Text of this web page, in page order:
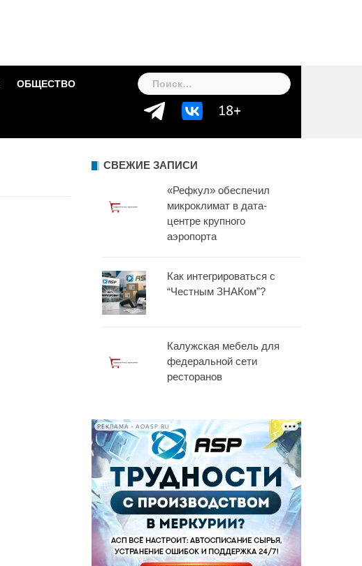
ОБЩЕСТВО Найти:
СВЕЖИЕ ЗАПИСИ
«Рефкул» обеспечил
микроклимат в дата-
центре крупного
аэропорта
Как интегрироваться с
“Честным ЗНАКом”?
Калужская мебель для
федеральной сети
ресторанов
РЕКЛАМА • AOASP.RU